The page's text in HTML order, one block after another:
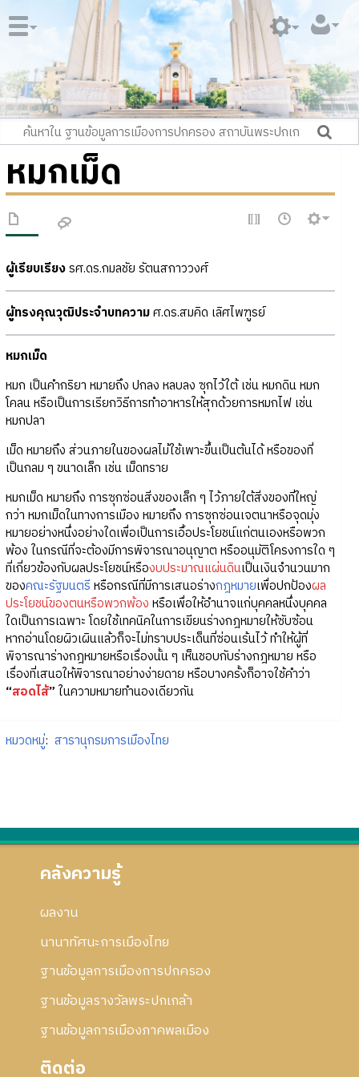
หมกเม็ด
ผู้เรียบเรียงรศ.ดร.กมลชัย รัตนสกาววงศ์
ผู้ทรงคุณวุฒิประจำบทความศ.ดร.สมคิด เลิศไพฑูรย์
หมกเม็ด
หมก เป็นคำกริยา หมายถึง ปกลง หลบลง ซุกไว้ใต้ เช่น หมกดิน หมก
โคลน หรือเป็นการเรียกวิธีการทำอาหารให้สุกด้วยการหมกไฟ เช่น
หมกปลา
เม็ด หมายถึง ส่วนภายในของผลไม้ใช้เพาะขึ้นเป็นต้นได้ หรือของที่
เป็นกลม ๆ ขนาดเล็ก เช่น เม็ดทราย
หมกเม็ด หมายถึง การซุกซ่อนสิ่งของเล็ก ๆ ไว้ภายใต้สิ่งของที่ใหญ่
กว่า หมกเม็ดในทางการเมือง หมายถึง การซุกซ่อนเจตนาหรือจุดมุ่ง
หมายอย่างหนึ่งอย่างใดเพื่อเป็นการเอื้อประโยชน์แก่ตนเองหรือพวก
พ้อง ในกรณีที่จะต้องมีการพิจารณาอนุญาต หรืออนุมัติโครงการใด ๆ
ที่เกี่ยวข้องกับผลประโยชน์หรืองบประมาณแผ่นดินเป็นเงินจำนวนมาก
ของคณะรัฐมนตรี หรือกรณีที่มีการเสนอร่างกฎหมายเพื่อปกป้องผล
ประโยชน์ของตนหรือพวกพ้อง หรือเพื่อให้อำนาจแก่บุคคลหนึ่งบุคคล
ใดเป็นการเฉพาะ โดยใช้เทคนิคในการเขียนร่างกฎหมายให้ซับซ้อน
หากอ่านโดยผิวเผินแล้วก็จะไม่ทราบประเด็นที่ซ่อนเร้นไว้ ทำให้ผู้ที่
พิจารณาร่างกฎหมายหรือเรื่องนั้น ๆ เห็นชอบกับร่างกฎหมาย หรือ
เรื่องที่เสนอให้พิจารณาอย่างง่ายดาย หรือบางครั้งก็อาจใช้คำว่า
“สอดไส้” ในความหมายทำนองเดียวกัน
หมวดหมู่: สารานุกรมการเมืองไทย
คลังความรู้
ผลงาน
นานาทัศนะการเมืองไทย
ฐานข้อมูลการเมืองการปกครอง
ฐานข้อมูลรางวัลพระปกเกล้า
ฐานข้อมูลการเมืองภาคพลเมือง
ติดต่อ